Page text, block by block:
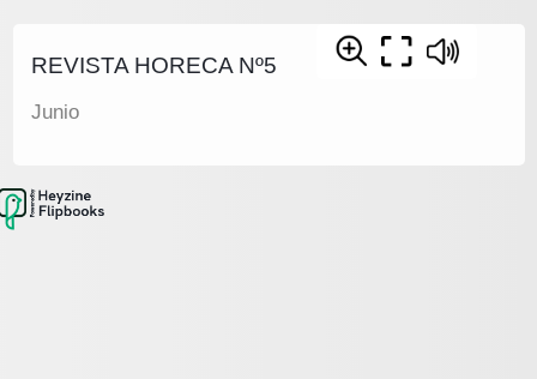
REVISTA HORECA Nº5
Junio